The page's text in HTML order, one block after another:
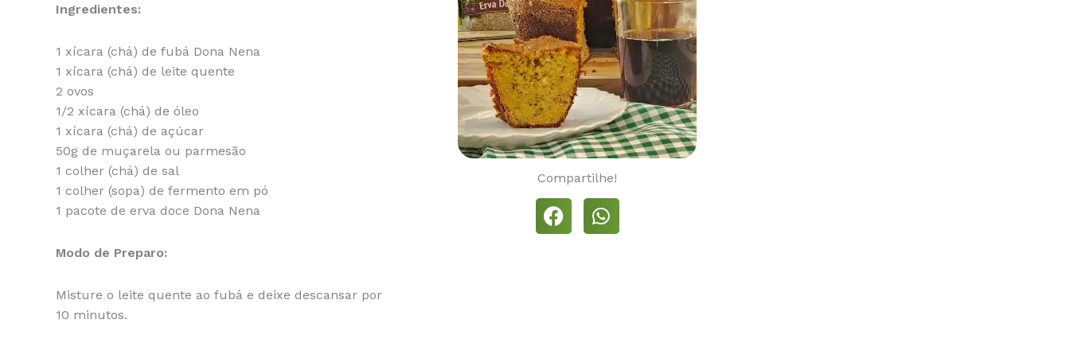
Ingredientes:
1 xícara (chá) de fubá Dona Nena
1 xícara (chá) de leite quente
2 ovos
1/2 xícara (chá) de óleo
1 xícara (chá) de açúcar
50g de muçarela ou parmesão
1 colher (chá) de sal
1 colher (sopa) de fermento em pó
1 pacote de erva doce Dona Nena
Modo de Preparo:
Misture o leite quente ao fubá e deixe descansar por
10 minutos.
Compartilhe!